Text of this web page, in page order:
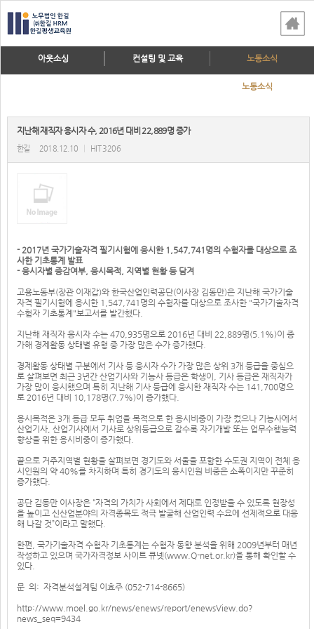
아웃소싱 컨설팅 및 교육 노동소식
노동소식
지난해 재직자 응시자 수, 2016년 대비 22,889명 증가
한길 2018.12.10 HIT 3206
- 2017년 국가기술자격 필기시험에 응시한 1,547,741명의 수험자를 대상으로 조
사한 기초통계 발표
- 응시자별 증감여부, 응시목적, 지역별 현황 등 담겨
고용노동부(장관 이재갑)와 한국산업인력공단(이사장 김동만)은 지난해 국가기술
자격 필기시험에 응시한 1,547,741명의 수험자를 대상으로 조사한 "국가기술자격
수험자 기초통계"보고서를 발간했다.
지난해 재직자 응시자 수는 470,935명으로 2016년 대비 22,889명(5.1%)이 증
가해 경제활동 상태별 유형 중 가장 많은 수가 증가했다.
경제활동 상태별 구분에서 기사 등 응시자 수가 가장 많은 상위 3개 등급을 중심으
로 살펴보면 최근 3년간 산업기사와 기능사 등급은 학생이, 기사 등급은 재직자가
가장 많이 응시했으며 특히 지난해 기사 등급에 응시한 재직자 수는 141,700명으
로 2016년 대비 10,178명(7.7%)이 증가했다.
응시목적은 3개 등급 모두 취업을 목적으로 한 응시비중이 가장 컸으나 기능사에서
산업기사, 산업기사에서 기사로 상위등급으로 갈수록 자기개발 또는 업무수행능력
향상을 위한 응시비중이 증가했다.
끝으로 거주지역별 현황을 살펴보면 경기도와 서울을 포함한 수도권 지역이 전체 응
시인원의 약 40%를 차지하며 특히 경기도의 응시인원 비중은 소폭이지만 꾸준히
증가했다.
공단 김동만 이사장은 “자격의 가치가 사회에서 제대로 인정받을 수 있도록 현장성
을 높이고 신산업분야의 자격종목도 적극 발굴해 산업인력 수요에 선제적으로 대응
해 나갈 것”이라고 말했다.
한편, 국가기술자격 수험자 기초통계는 수험자 동향 분석을 위해 2009년부터 매년
작성하고 있으며 국가자격정보 사이트 큐넷(www.Q-net.or.kr)을 통해 확인할 수
있다.
문 의: 자격분석설계팀 이효주 (052-714-8665)
http://www.moel.go.kr/news/enews/report/enewsView.do?
news_seq=9434